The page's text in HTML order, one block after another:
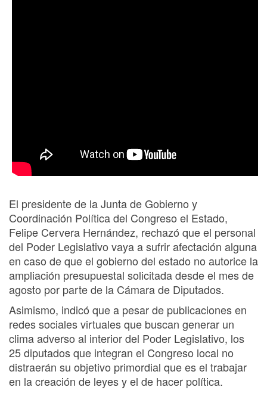
El presidente de la Junta de Gobierno y
Coordinación Política del Congreso el Estado,
Felipe Cervera Hernández, rechazó que el personal
del Poder Legislativo vaya a sufrir afectación alguna
en caso de que el gobierno del estado no autorice la
ampliación presupuestal solicitada desde el mes de
agosto por parte de la Cámara de Diputados.
Asimismo, indicó que a pesar de publicaciones en
redes sociales virtuales que buscan generar un
clima adverso al interior del Poder Legislativo, los
25 diputados que integran el Congreso local no
distraerán su objetivo primordial que es el trabajar
en la creación de leyes y el de hacer política.